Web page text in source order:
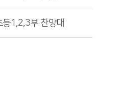
등1,2,3부 찬양대